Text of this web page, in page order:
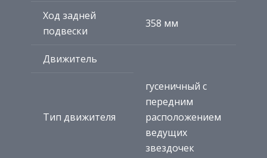
Ход задней
подвески
358 мм
Движитель
Тип движителя
гусеничный с
передним
расположением
ведущих
звездочек